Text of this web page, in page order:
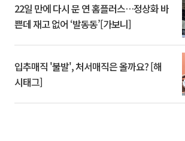
22일 만에 다시 문 연 홈플러스…정상화 바
쁜데 재고 없어 ‘발동동’[가보니]
입추매직 '불발', 처서매직은 올까요? [해
시태그]